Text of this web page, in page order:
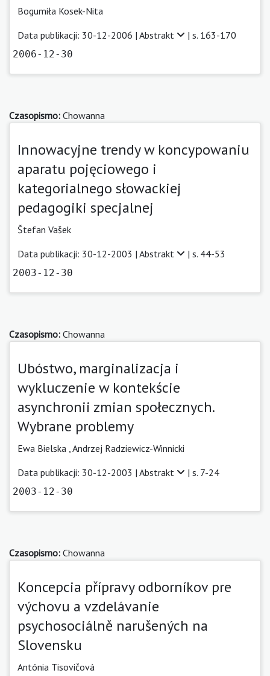
Bogumiła Kosek-Nita
Data publikacji: 30-12-2006 | Abstrakt | s. 163-170
2006-12-30
Czasopismo: Chowanna
Innowacyjne trendy w koncypowaniu
aparatu pojęciowego i
kategorialnego słowackiej
pedagogiki specjalnej
Štefan Vašek
Data publikacji: 30-12-2003 | Abstrakt | s. 44-53
2003-12-30
Czasopismo: Chowanna
Ubóstwo, marginalizacja i
wykluczenie w kontekście
asynchronii zmian społecznych.
Wybrane problemy
Ewa Bielska , Andrzej Radziewicz-Winnicki
Data publikacji: 30-12-2003 | Abstrakt | s. 7-24
2003-12-30
Czasopismo: Chowanna
Koncepcia přípravy odborníkov pre
výchovu a vzdelávanie
psychosociálně narušených na
Slovensku
Antónia Tisovičová